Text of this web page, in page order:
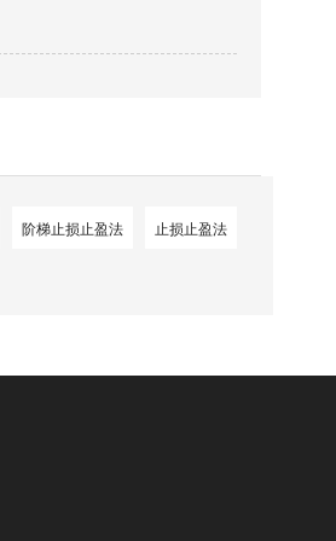
阶梯止损止盈法 止损止盈法